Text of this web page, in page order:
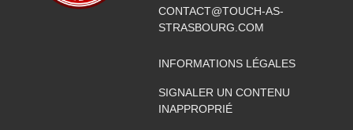
CONTACT@TOUCH-AS-
STRASBOURG.COM
INFORMATIONS LÉGALES
SIGNALER UN CONTENU
INAPPROPRIÉ